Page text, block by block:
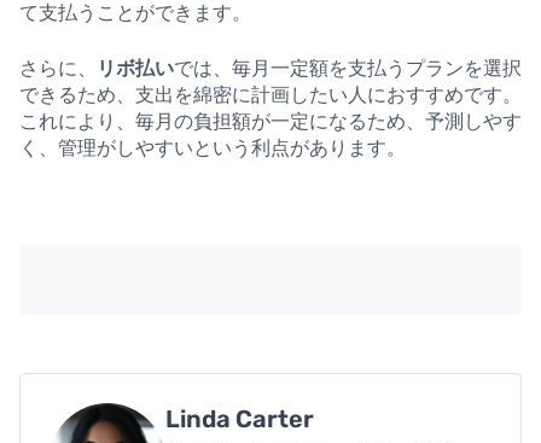
て支払うことができます。
さらに、 リボ払いでは、毎月一定額を支払うプランを選択
できるため、支出を綿密に計画したい人におすすめです。
これにより、毎月の負担額が一定になるため、予測しやす
く、管理がしやすいという利点があります。
Linda Carter